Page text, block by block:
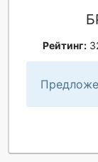
Рейтинг: